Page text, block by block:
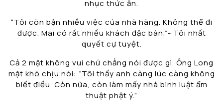
nhục thức ăn.
“Tôi còn bận nhiều việc của nhà hàng. Không thể đi
được. Mai có rất nhiều khách đặc bàn.”- Tôi nhất
quyết cự tuyệt.
Cả 2 mặt không vui chứ chẳng nói được gì. Ông Long
mặt khó chịu nói: “Tôi thấy anh càng lúc càng không
biết điều. Còn nữa, còn làm mấy nhà bình luật ẩm
thuật phật ý.”